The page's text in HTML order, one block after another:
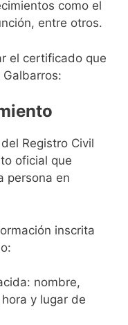
como el
entre otros.
el certificado que
Registro Civil
oficial que
persona en
inscrita
nombre,
y lugar de